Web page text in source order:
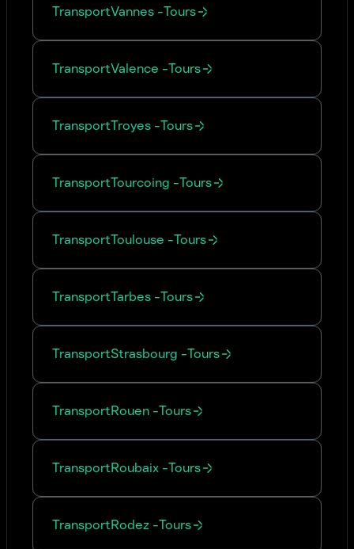
TransportVannes -Tours
TransportValence -Tours
TransportTroyes -Tours
TransportTourcoing -Tours
TransportToulouse -Tours
TransportTarbes -Tours
TransportStrasbourg -Tours
TransportRouen -Tours
TransportRoubaix -Tours
TransportRodez -Tours